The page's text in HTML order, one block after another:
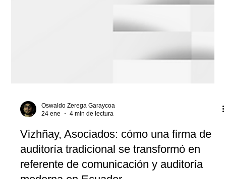
24 ene
4 min de lectura
Vizhñay, Asociados: cómo una firma de
auditoría tradicional se transformó en